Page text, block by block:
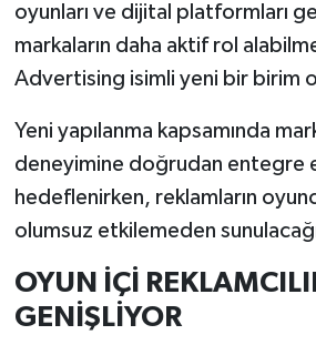
oyunları ve dijital platformları
markaların daha aktif rol
Advertising isimli yeni bir birim
Yeni yapılanma kapsamında
deneyimine doğrudan entegre
hedeflenirken, reklamların
olumsuz etkilemeden
OYUN İÇİ
GENİŞLİYOR
Genel
Gündem
Hisarcık
Köşe Yazıları